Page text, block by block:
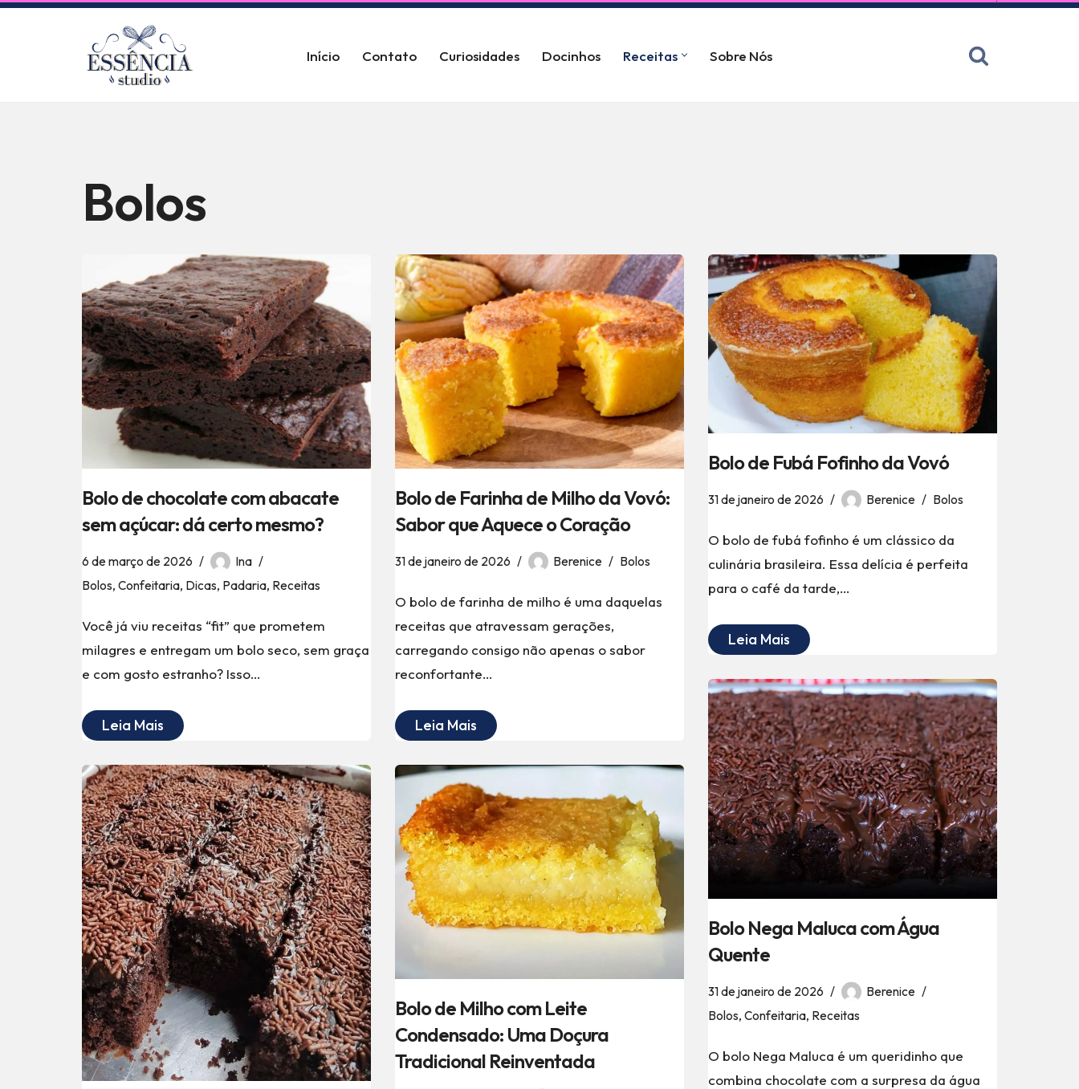
Início Contato Curiosidades Docinhos Receitas Sobre Nós
Bolos
Bolo de chocolate com abacate
sem açúcar: dá certo mesmo?
6 de março de 2026
Ina
Bolos, Confeitaria, Dicas, Padaria, Receitas
Você já viu receitas “fit” que prometem
milagres e entregam um bolo seco, sem graça
e com gosto estranho? Isso…
Leia Mais
Bolo de Farinha de Milho da Vovó:
Sabor que Aquece o Coração
31 de janeiro de 2026 Berenice Bolos
O bolo de farinha de milho é uma daquelas
receitas que atravessam gerações,
carregando consigo não apenas o sabor
reconfortante…
Leia Mais
Bolo de Fubá Fofinho da Vovó
31 de janeiro de 2026 Berenice Bolos
O bolo de fubá fofinho é um clássico da
culinária brasileira. Essa delícia é perfeita
para o café da tarde,…
Leia Mais
Bolo Nega Maluca com Água
Quente
31 de janeiro de 2026
Berenice
Bolos, Confeitaria, Receitas
O bolo Nega Maluca é um queridinho que
combina chocolate com a surpresa da água
Bolo de Milho com Leite
Condensado: Uma Doçura
Tradicional Reinventada